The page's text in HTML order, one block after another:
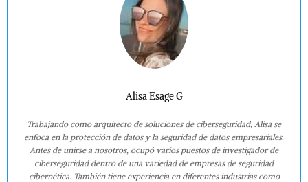
Alisa Esage G
Trabajando como arquitecto de soluciones de ciberseguridad, Alisa se
enfoca en la protección de datos y la seguridad de datos empresariales.
Antes de unirse a nosotros, ocupó varios puestos de investigador de
ciberseguridad dentro de una variedad de empresas de seguridad
cibernética. También tiene experiencia en diferentes industrias como